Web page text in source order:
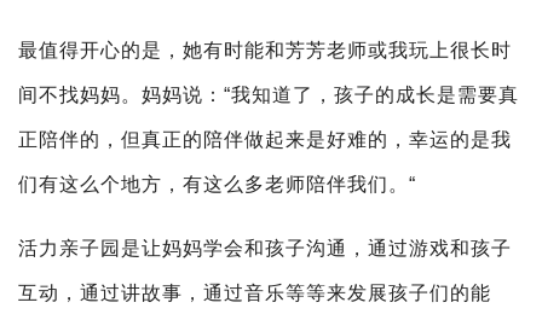
最值得开心的是，她有时能和芳芳老师或我玩上很长时
间不找妈妈。妈妈说：“我知道了，孩子的成长是需要真
正陪伴的，但真正的陪伴做起来是好难的，幸运的是我
们有这么个地方，有这么多老师陪伴我们。“
活力亲子园是让妈妈学会和孩子沟通，通过游戏和孩子
互动，通过讲故事，通过音乐等等来发展孩子们的能